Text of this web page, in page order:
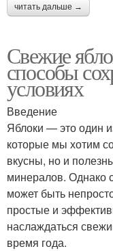
читать дальше →
Свежие
способы
условиях
Введение
Яблоки — это один
которые мы хотим
вкусны, но и
минералов. Однако
может быть
простые и
наслаждаться
время года.